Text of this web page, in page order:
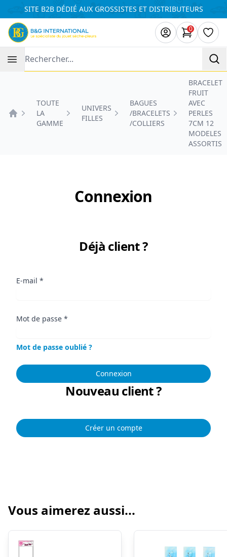
SITE B2B DÉDIÉ AUX GROSSISTES ET DISTRIBUTEURS
0
articles
TOUTE
LA
GAMME
UNIVERS
FILLES
BAGUES
/BRACELETS
/COLLIERS
BRACELET
FRUIT
AVEC
PERLES
7CM 12
MODELES
ASSORTIS
Connexion
Déjà client ?
E-mail *
Mot de passe *
Mot de passe oublié ?
Connexion
Nouveau client ?
Créer un compte
Vous aimerez aussi...
Panneau de gestion des cookies